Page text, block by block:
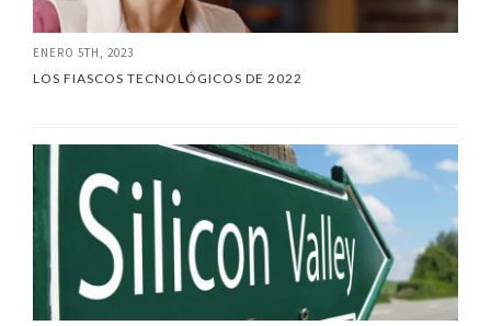
ENERO 5TH, 2023
LOS FIASCOS TECNOLÓGICOS DE 2022